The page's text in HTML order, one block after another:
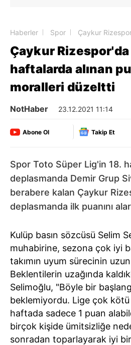
Haberler Spor Çaykur
Çaykur
haftalarda alınan
moralleri düzeltti
NotHaber 23.12.2021 11:14
Abone Ol Takip Et
Spor Toto Süper Lig'in 18.
deplasmanda Demir Grup
berabere kalan Çaykur
deplasmanda ilk puanını
Kulüp basın sözcüsü Selim
muhabirine, sezona çok iyi
takımın uyum sürecinin
Beklentilerin uzağında
Selimoğlu, "Böyle bir
beklemiyordu. Lige çok kötü
haftada sadece 1 puan
birçok kişide ümitsizliğe
sonradan toparlayarak iyi